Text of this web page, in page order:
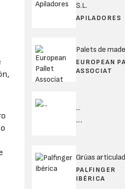
S.L.
APILADORES
Palets de
EUROPEAN
ASSOCIAT
...
...
Grúas
PALFINGER
IBÉRICA